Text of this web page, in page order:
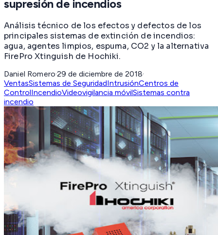
supresión de incendios
Análisis técnico de los efectos y defectos de los
principales sistemas de extinción de incendios:
agua, agentes limpios, espuma, CO2 y la alternativa
FirePro Xtinguish de Hochiki.
Daniel Romero·29 de diciembre de 2018·
VentasSistemas de SeguridadIntrusiónCentros de
ControlIncendioVideovigilancia móvilSistemas contra
incendio